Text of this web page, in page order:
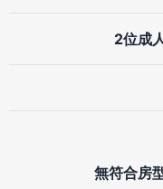
2位成
無符合房